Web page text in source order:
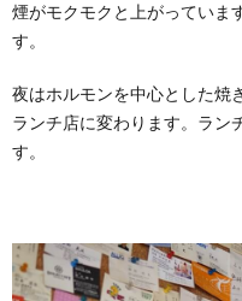
煙がモクモクと上がっていま
す。
夜はホルモンを中心とした焼
ランチ店に変わります。ラン
す。